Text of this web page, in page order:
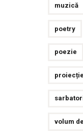
muzică
poetry
poezie
volum